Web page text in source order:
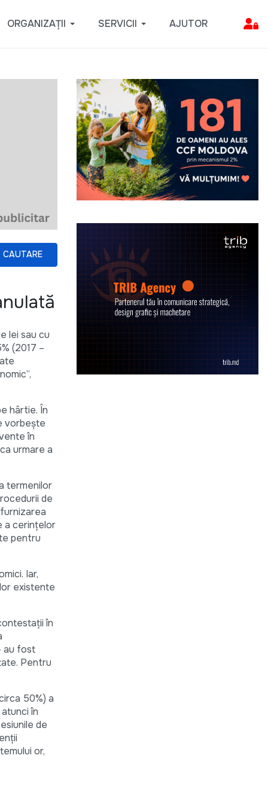
ORGANIZAȚII SERVICII AJUTOR
CAUTARE
lei sau cu
(2017 –
hârtie. În
vorbește
în
urmare a
termenilor
de
a cerințelor
pentru
Iar,
existente
în
au fost
Pentru
50%) a
în
de
or,